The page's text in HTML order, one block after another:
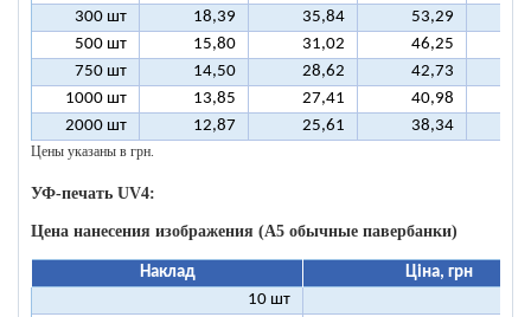
300 шт
18,39 35,84 53,29
500 шт
15,80 31,02 46,25
750 шт
14,50 28,62 42,73
1000 шт
13,85 27,41 40,98
2000 шт
12,87 25,61 38,34
Цены указаны в грн.
УФ-печать UV4:
Цена нанесения изображения (А5 обычные павербанки)
Наклад
Ціна, грн
10 шт